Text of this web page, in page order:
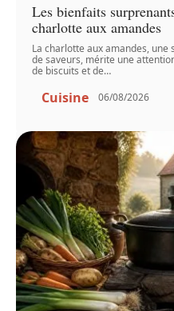
Les bienfaits
charlotte aux amandes
La charlotte aux amandes,
de saveurs, mérite une
de biscuits et de…
Cuisine 06/08/2026